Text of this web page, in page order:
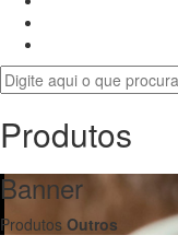
Produtos
Banner
Produtos Outros